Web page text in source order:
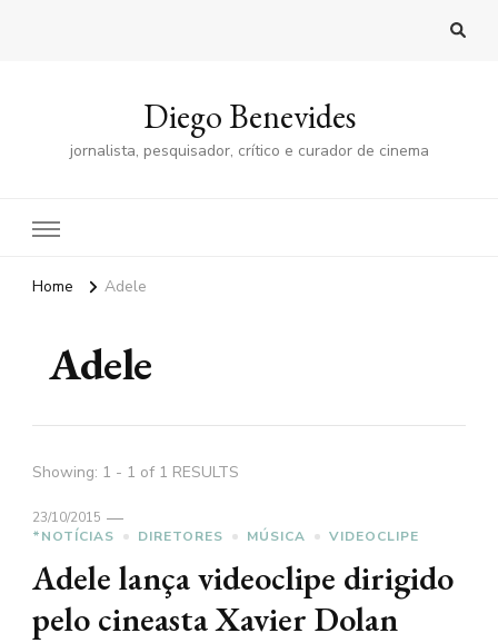
Diego Benevides
jornalista, pesquisador, crítico e curador de cinema
Home Adele
Adele
Showing: 1 - 1 of 1 RESULTS
23/10/2015
*NOTÍCIAS
DIRETORES MÚSICA VIDEOCLIPE
Adele lança videoclipe dirigido
pelo cineasta Xavier Dolan